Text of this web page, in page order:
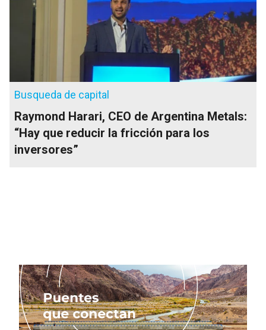
Busqueda de capital
Raymond Harari, CEO de Argentina Metals:
“Hay que reducir la fricción para los
inversores”